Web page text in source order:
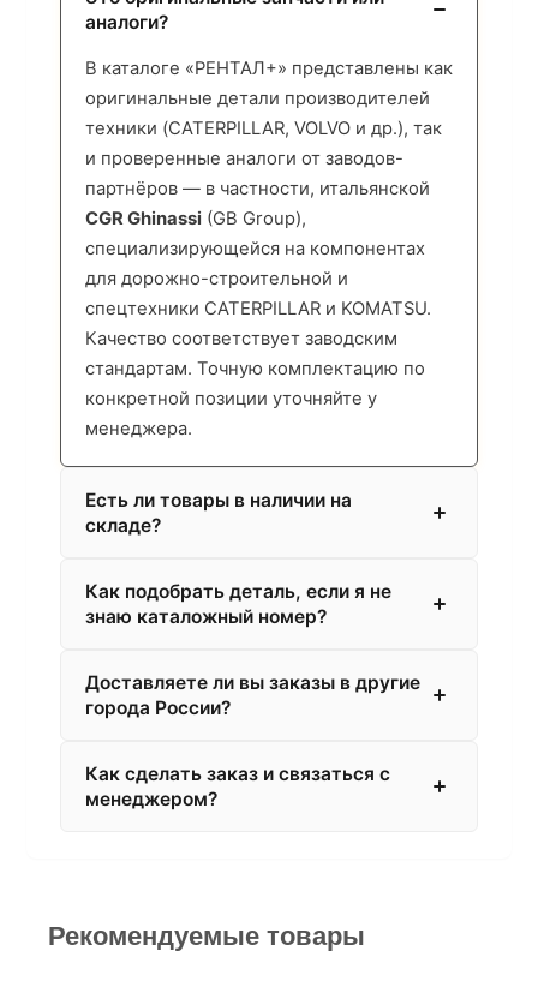
аналоги?
В каталоге «РЕНТАЛ+» представлены как
оригинальные детали производителей
техники (CATERPILLAR, VOLVO и др.), так
и проверенные аналоги от заводов-
партнёров — в частности, итальянской
CGR Ghinassi (GB Group),
специализирующейся на компонентах
для дорожно-строительной и
спецтехники CATERPILLAR и KOMATSU.
Качество соответствует заводским
стандартам. Точную комплектацию по
конкретной позиции уточняйте у
менеджера.
Есть ли товары в наличии на
складе?
Как подобрать деталь, если я не
знаю каталожный номер?
Доставляете ли вы заказы в другие
города России?
Как сделать заказ и связаться с
менеджером?
Рекомендуемые товары